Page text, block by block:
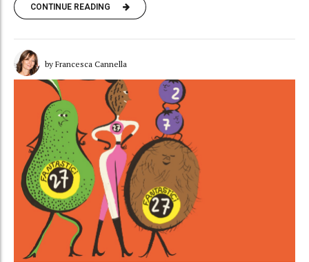
CONTINUE READING
by Francesca Cannella